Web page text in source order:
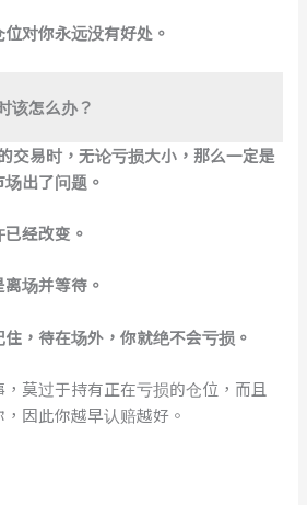
对你永远没有好处。
该怎么办？
交易时，无论亏损大小，那么一定是
出了问题。
经改变。
场并等待。
，待在场外，你就绝不会亏损。
莫过于持有正在亏损的仓位，而且
因此你越早认赔越好。